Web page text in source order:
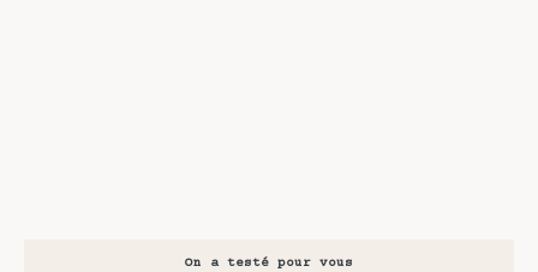
On a testé pour vous